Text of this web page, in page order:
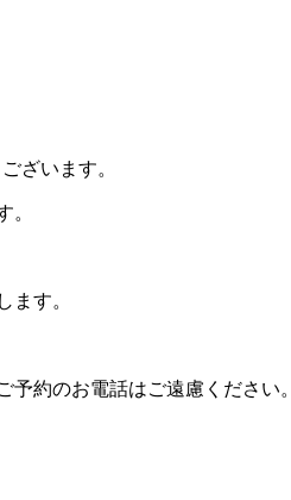
ざいます。
。
ます。
約のお電話はご遠慮ください。